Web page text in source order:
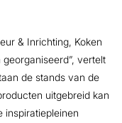
& Inrichting, Koken
vertelt
de stands van de
uitgebreid kan
inspiratiepleinen